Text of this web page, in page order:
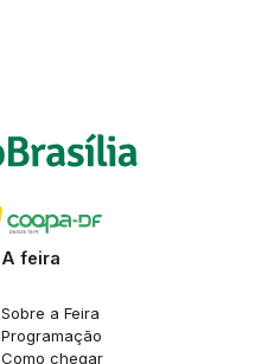
A feira
Sobre a Feira
Programação
Como chegar